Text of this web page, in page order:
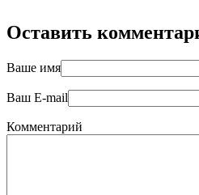
Оставить
Ваше имя
Ваш E-mail
Комментарий